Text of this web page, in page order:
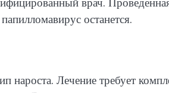
останется.
нароста. Лечение требует